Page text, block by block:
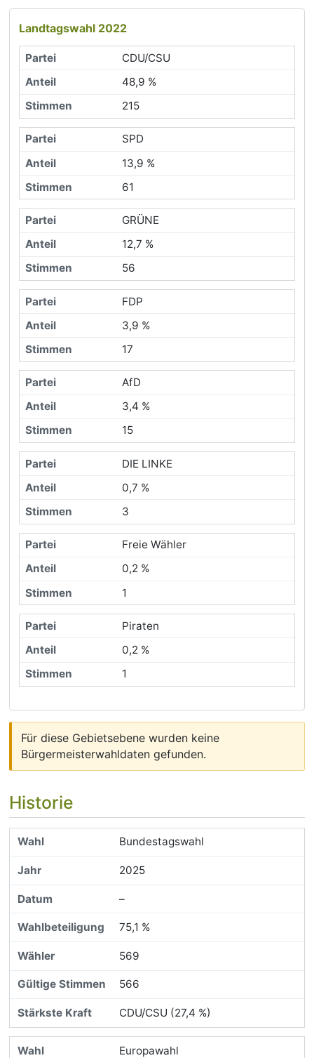
Landtagswahl 2022
CDU/CSU
48,9 %
215
SPD
13,9 %
61
GRÜNE
12,7 %
56
FDP
3,9 %
17
AfD
3,4 %
15
DIE LINKE
0,7 %
3
Freie Wähler
0,2 %
1
Piraten
0,2 %
1
Für diese Gebietsebene wurden keine
Bürgermeisterwahldaten gefunden.
Historie
Bundestagswahl
2025
–
75,1 %
569
566
CDU/CSU (27,4 %)
Europawahl